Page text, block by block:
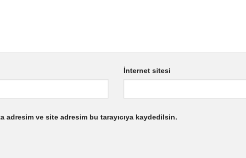
İnternet sitesi
adresim ve site adresim bu tarayıcıya kaydedilsin.